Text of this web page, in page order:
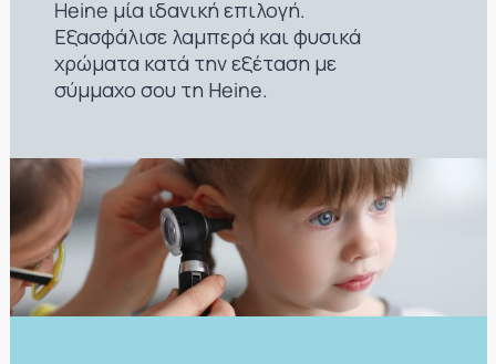
Heine μία ιδανική επιλογή.
Εξασφάλισε λαμπερά και φυσικά
χρώματα κατά την εξέταση με
σύμμαχο σου τη Ηeine.